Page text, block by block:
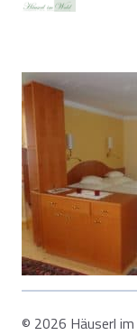
© 2026 Häuserl im